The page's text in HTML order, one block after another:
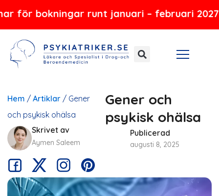
runt januari – februari 2027
Hoppa
innehåll
Hem / Artiklar / Gener
och psykisk ohälsa
Gener och
psykisk ohälsa
Skrivet av
Aymen Saleem
Publicerad
augusti 8, 2025